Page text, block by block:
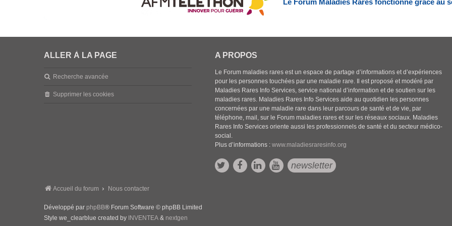
Le Forum Maladies Rares fonctionne grâce au
ALLER À LA PAGE
Recherche avancée
Supprimer les cookies
A PROPOS
Le Forum maladies rares est un espace de partage d’informations et d’expériences
pour les personnes touchées par une maladie rare. Il est proposé et modéré par
Maladies Rares Info Services, service national d’information et de soutien sur les
maladies rares. Maladies Rares Info Services aide au quotidien les personnes
concernées par une maladie rare dans leur parcours de santé et de vie, par
téléphone, mail, sur le Forum maladies rares et sur les réseaux sociaux. Maladies
Rares Info Services oriente aussi les professionnels de santé et du secteur médico-
social.
Plus d’informations :www.maladiesraresinfo.org
newsletter
Accueil du forum Nous contacter
Développé par phpBB® Forum Software © phpBB Limited
Style we_clearblue created by INVENTEA & nextgen